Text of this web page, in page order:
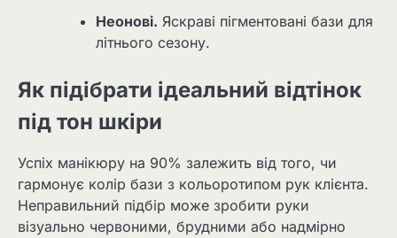
Неонові. Яскраві пігментовані бази для
літнього сезону.
Як підібрати ідеальний відтінок
під тон шкіри
Успіх манікюру на 90% залежить від того, чи
гармонує колір бази з кольоротипом рук клієнта.
Неправильний підбір може зробити руки
візуально червоними, брудними або надмірно